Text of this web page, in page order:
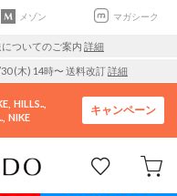
メゾン マガシーク
ついてのご案内 詳細
30 (木) 14時〜 送料改訂詳細
HILLS..
NIKE
キャンペーン